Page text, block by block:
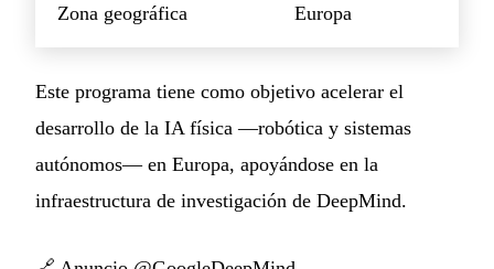
Zona geográfica Europa
Este programa tiene como objetivo acelerar el
desarrollo de la IA física —robótica y sistemas
autónomos— en Europa, apoyándose en la
infraestructura de investigación de DeepMind.